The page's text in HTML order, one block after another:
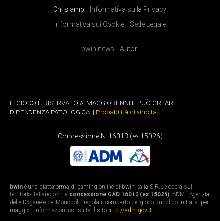
Chi siamo
Informativa sulla Privacy
Informativa sui Cookie
Sede Legale
bwin news Autori
IL GIOCO È RISERVATO AI MAGGIORENNI E PUÒ CREARE
DIPENDENZA PATOLOGICA. | Probabilità di vincita
Concessione N. 16013 (ex 15026)
bwin è una piattaforma di gaming online di bwin Italia S.R.L e opera sul
territorio italiano con la concessione GAD 16013 (ex 15026). ADM - Agenzia
delle Dogane e dei Monopoli - regola il comparto del gioco pubblico in Italia: per
maggiori informazioni consulta il sito http://adm.gov.it